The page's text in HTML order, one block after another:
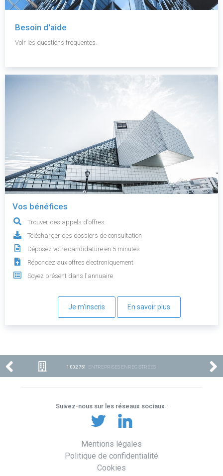
Besoin d'aide
Voir les questions fréquentes.
Vos bénéfices
Trouver des appels d'offres
Télécharger des dossiers de consultation
Déposez votre candidature en 5 minutes
Répondez aux offres électroniquement
Soyez présent dans l'annuaire
Je m'inscris En savoir plus
1 002 751 ENTREPRISES ENREGISTRÉES
Suivez-nous sur les réseaux sociaux :
Mentions légales
Politique de confidentialité
Cookies